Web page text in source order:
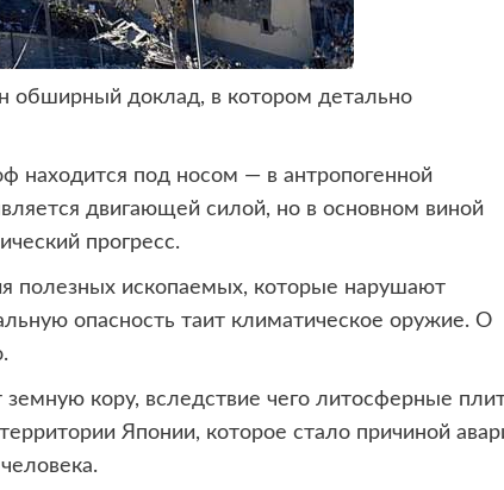
обширный доклад, в котором детально
находится под носом — в антропогенной
двигающей силой, но в основном виной
прогресс.
полезных ископаемых, которые нарушают
опасность таит климатическое оружие. О
кору, вследствие чего литосферные
Японии, которое стало причиной